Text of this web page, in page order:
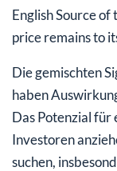
English Source of
price remains to
Die gemischten
haben
Das Potenzial für
Investoren
suchen,